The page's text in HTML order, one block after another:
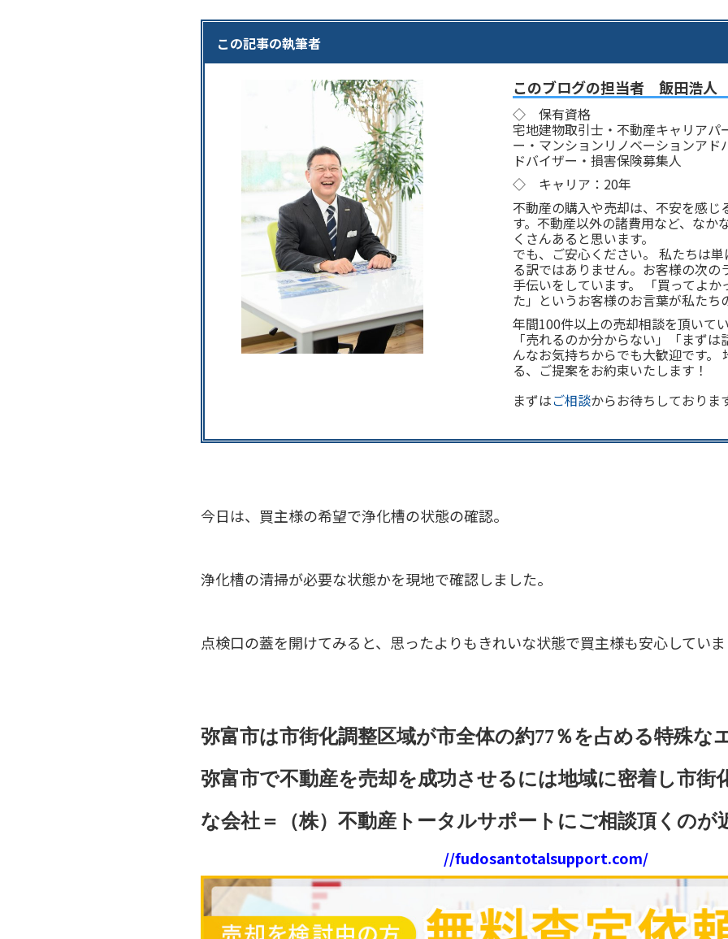
この記事の執筆者
このブログの担当者 飯田浩
◇ 保有資格
宅地建物取引士・不動産キャリアパ
ー・マンションリノベーションアド
ドバイザー・損害保険募集人
◇ キャリア：20年
不動産の購入や売却は、不安を感じ
す。不動産以外の諸費用など、なか
くさんあると思います。
でも、ご安心ください。 私たちは
る訳ではありません。お客様の次の
手伝いをしています。 「買ってよ
た」というお客様のお言葉が私たち
年間100件以上の売却相談を頂いて
「売れるのか分からない」「まず
んなお気持ちからでも大歓迎です。
る、ご提案をお約束いたします！
まずはご相談からお待ちしておりま
今日は、買主様の希望で浄化槽の状態の確認。
浄化槽の清掃が必要な状態かを現地で確認しました。
点検口の蓋を開けてみると、思ったよりもきれいな状態で買主様も安心してい
弥富市は市街化調整区域が市全体の約77％を占める特殊な
弥富市で不動産を売却を成功させるには地域に密着し市街
な会社＝（株）不動産トータルサポートにご相談頂くのが
//fudosantotalsupport.com/